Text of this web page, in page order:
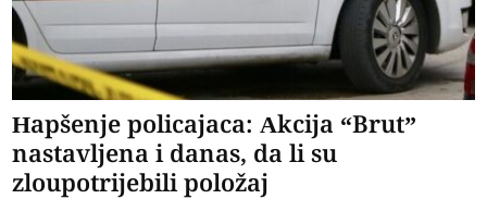
Hapšenje policajaca: Akcija “Brut”
nastavljena i danas, da li su
zloupotrijebili položaj